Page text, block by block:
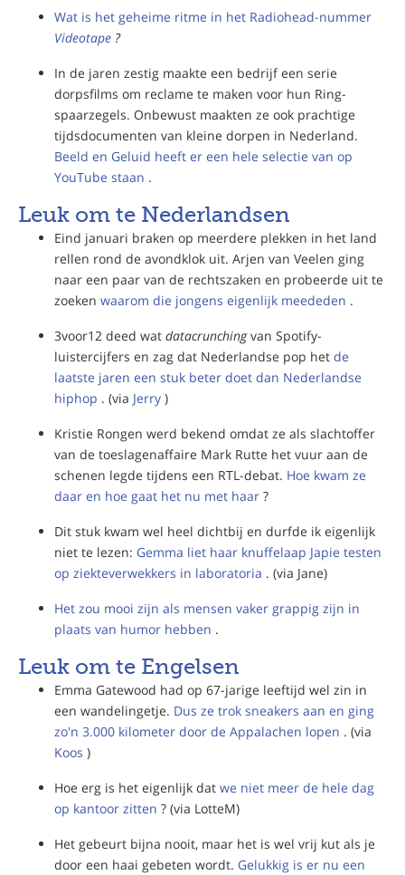
Wat is het geheime ritme in het Radiohead-nummer
Videotape ?
In de jaren zestig maakte een bedrijf een serie
dorpsfilms om reclame te maken voor hun Ring-
spaarzegels. Onbewust maakten ze ook prachtige
tijdsdocumenten van kleine dorpen in Nederland.
Beeld en Geluid heeft er een hele selectie van op
YouTube staan .
Leuk om te Nederlandsen
Eind januari braken op meerdere plekken in het land
rellen rond de avondklok uit. Arjen van Veelen ging
naar een paar van de rechtszaken en probeerde uit te
zoeken waarom die jongens eigenlijk meededen .
3voor12 deed wat datacrunchingvan Spotify-
luistercijfers en zag dat Nederlandse pop het de
laatste jaren een stuk beter doet dan Nederlandse
hiphop . (via Jerry )
Kristie Rongen werd bekend omdat ze als slachtoffer
van de toeslagenaffaire Mark Rutte het vuur aan de
schenen legde tijdens een RTL-debat. Hoe kwam ze
daar en hoe gaat het nu met haar ?
Dit stuk kwam wel heel dichtbij en durfde ik eigenlijk
niet te lezen: Gemma liet haar knuffelaap Japie testen
op ziekteverwekkers in laboratoria . (via Jane)
Het zou mooi zijn als mensen vaker grappig zijn in
plaats van humor hebben .
Leuk om te Engelsen
Emma Gatewood had op 67-jarige leeftijd wel zin in
een wandelingetje. Dus ze trok sneakers aan en ging
zo'n 3.000 kilometer door de Appalachen lopen . (via
Koos )
Hoe erg is het eigenlijk dat we niet meer de hele dag
op kantoor zitten ? (via LotteM)
Het gebeurt bijna nooit, maar het is wel vrij kut als je
door een haai gebeten wordt. Gelukkig is er nu een